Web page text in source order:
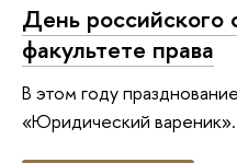
День российского
факультете права
В этом году
«Юридический вареник».